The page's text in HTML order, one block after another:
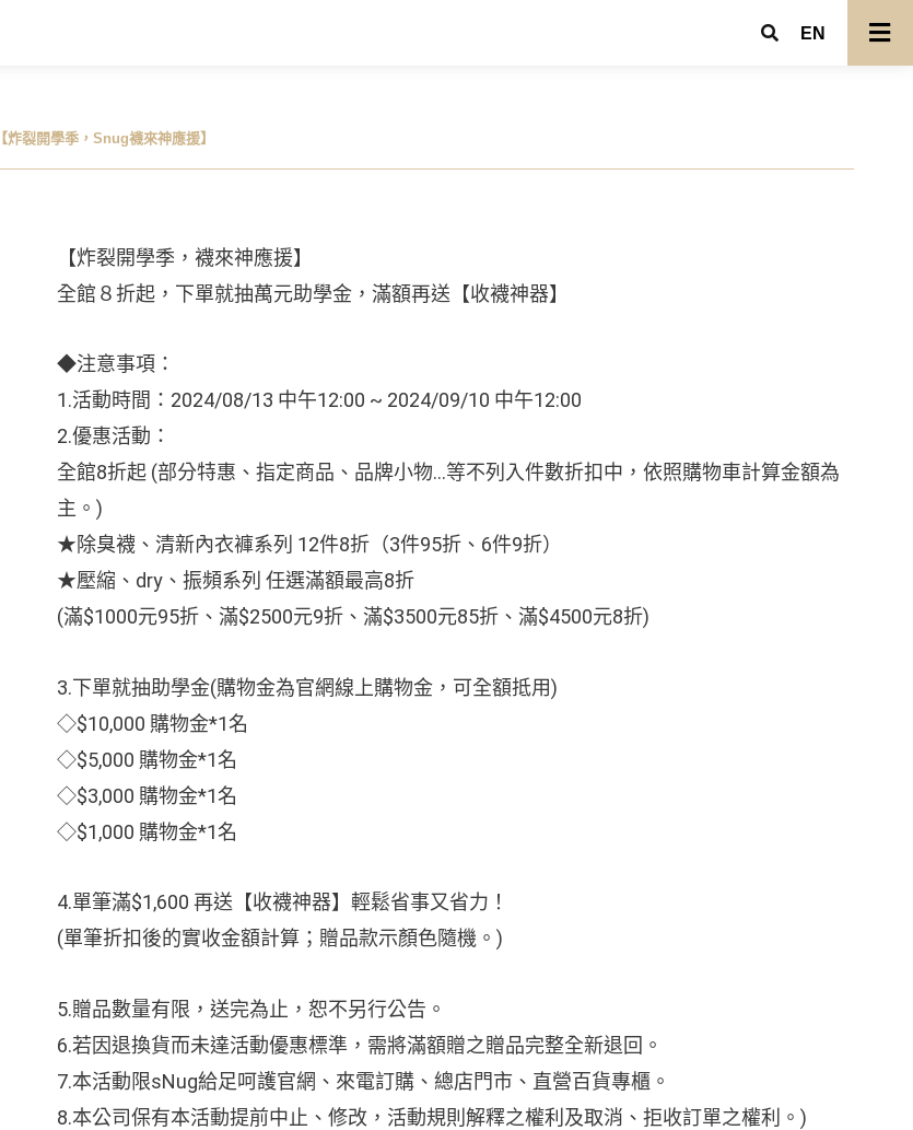
EN
【炸裂開學季，Snug襪來神應援】
【炸裂開學季，襪來神應援】
全館８折起，下單就抽萬元助學金，滿額再送【收襪神器】
◆注意事項：
1.活動時間：2024/08/13 中午12:00 ~ 2024/09/10 中午12:00
2.優惠活動：
全館8折起 (部分特惠、指定商品、品牌小物…等不列入件數折扣中，依照購物車計算金額為
主。)
★除臭襪、清新內衣褲系列 12件8折（3件95折、6件9折）
★壓縮、dry、振頻系列 任選滿額最高8折
(滿$1000元95折、滿$2500元9折、滿$3500元85折、滿$4500元8折)
3.下單就抽助學金(購物金為官網線上購物金，可全額抵用)
◇$10,000 購物金*1名
◇$5,000 購物金*1名
◇$3,000 購物金*1名
◇$1,000 購物金*1名
4.單筆滿$1,600 再送【收襪神器】輕鬆省事又省力！
(單筆折扣後的實收金額計算；贈品款示顏色隨機。)
5.贈品數量有限，送完為止，恕不另行公告。
6.若因退換貨而未達活動優惠標準，需將滿額贈之贈品完整全新退回。
7.本活動限sNug給足呵護官網、來電訂購、總店門市、直營百貨專櫃。
8.本公司保有本活動提前中止、修改，活動規則解釋之權利及取消、拒收訂單之權利。)